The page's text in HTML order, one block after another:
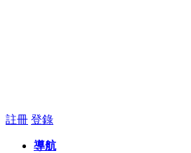
註冊 登錄
導航